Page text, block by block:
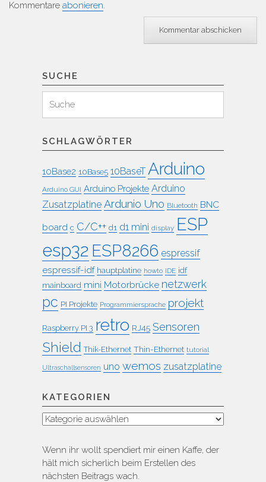
Kommentare abonieren.
SUCHE
für:
Suchen
SCHLAGWÖRTER
10Base2 10Base5 10BaseT Arduino
Arduino GUI Arduino Projekte Arduino
Zusatzplatine Ardunio Uno Bluetooth BNC
board c C/C++ d1 d1 mini display ESP
esp32 ESP8266 espressif
espressif-idf hauptplatine howto IDE idf
mainboard mini Motorbrücke netzwerk
pc PI Projekte Programmiersprache projekt
Raspberry PI 3 retro RJ45 Sensoren
Shield Thik-Ethernet Thin-Ethernet tutorial
Ultraschallsensoren uno wemos zusatzplatine
KATEGORIEN
Kategorien
Wenn ihr wollt spendiert mir einen Kaffe, der
hält mich sicherlich beim Erstellen des
nächsten Beitrags wach.